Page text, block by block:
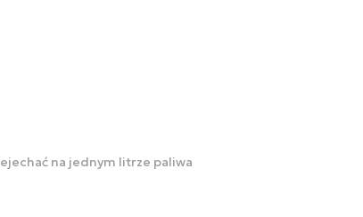
na jednym litrze paliwa